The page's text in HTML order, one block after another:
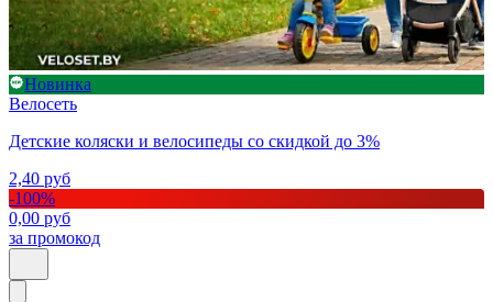
Новинка
Велосеть
Детские коляски и велосипеды со скидкой до 3%
2,40 руб
-100%
0,00 руб
за промокод